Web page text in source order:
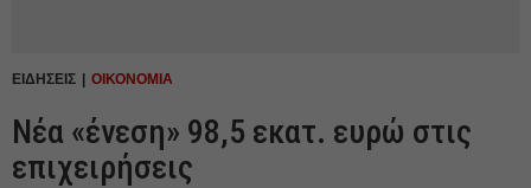
ΕΙΔΗΣΕΙΣ ΟΙΚΟΝΟΜΙΑ
Νέα «ένεση» 98,5 εκατ. ευρώ στις
επιχειρήσεις